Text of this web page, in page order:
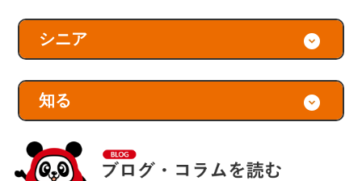
シニア
知る